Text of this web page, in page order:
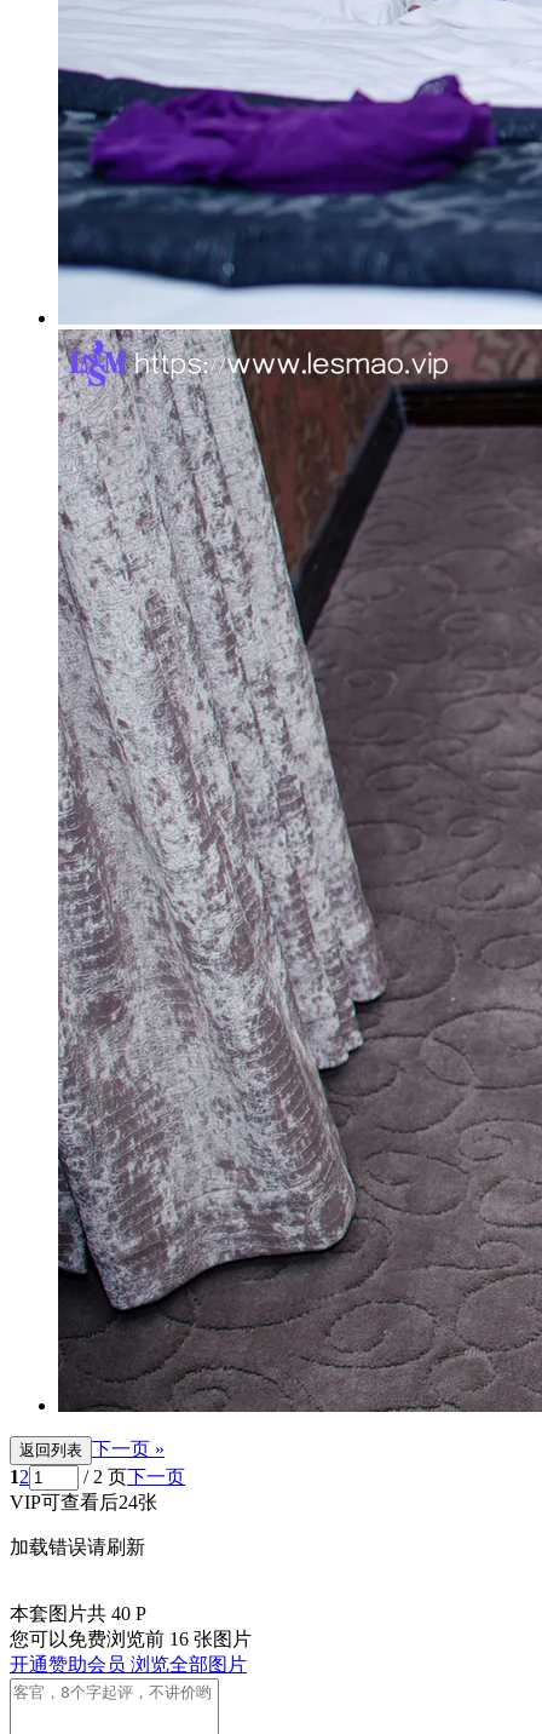
返回列表 下一页 »
12 / 2 页下一页
VIP可查看后24张
加载错误请刷新
本套图片共 40 P
您可以免费浏览前 16 张图片
开通赞助会员 浏览全部图片